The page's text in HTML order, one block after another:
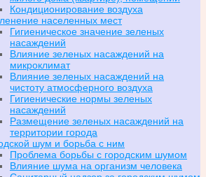
Кондиционирование воздуха
населенных мест
Гигиеническое значение зеленых
насаждений
Влияние зеленых насаждений на
микроклимат
Влияние зеленых насаждений на
чистоту атмосферного воздуха
Гигиенические нормы зеленых
насаждений
Размещение зеленых насаждений на
территории города
шум и борьба с ним
Проблема борьбы с городским шумом
Влияние шума на организм человека